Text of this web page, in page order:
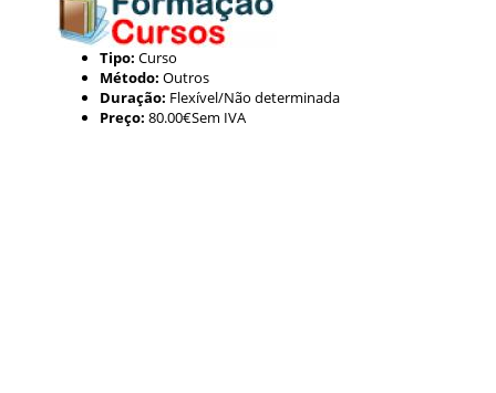
Tipo: Curso
Método: Outros
Duração: Flexível/Não determinada
Preço: 80.00€Sem IVA